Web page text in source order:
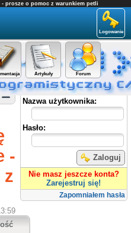
prosze o pomoc z warunkiem petli
Logowanie
Artykuły Forum
Panel użytkownika
Nazwa użytkownika:
Hasło:
Zaloguj
Nie masz jeszcze konta?
Zarejestruj się!
Zapomniałem hasła
-
z